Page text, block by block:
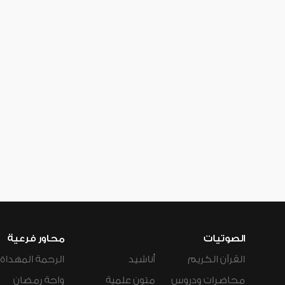
الصوتيات
القرآن الكريم
محاضرات ودروس
أناشيد
متون علمية
محاور فرعية
الرحمة المهداة
واحة رمضان